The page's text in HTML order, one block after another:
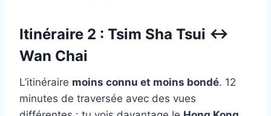
Itinéraire 2 : Tsim Sha Tsui ↔
Wan Chai
L’itinéraire moins connu et moins bondé. 12
minutes de traversée avec des vues